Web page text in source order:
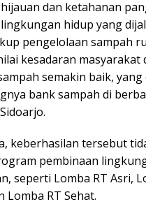
dan ketahanan
hidup yang
pengelolaan sampah
kesadaran masyarakat
semakin baik,
bank sampah di
keberhasilan tersebut
pembinaan
seperti Lomba RT Asri,
Lomba RT Sehat.